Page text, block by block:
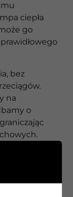
ciepła
go
bez
na
o